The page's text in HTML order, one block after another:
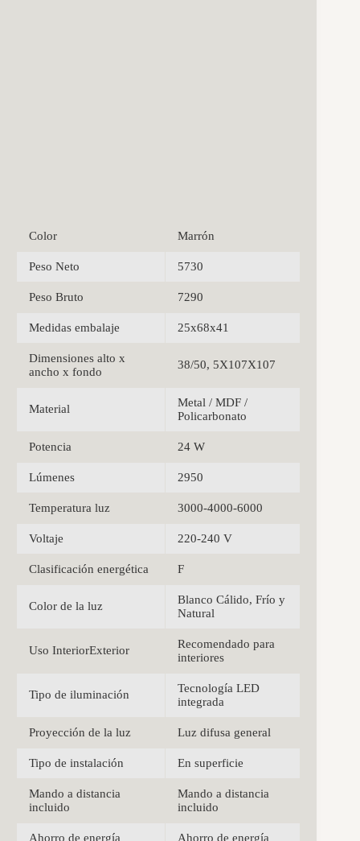
Color Marrón
Peso Neto 5730
Peso Bruto 7290
Medidas embalaje 25x68x41
Dimensiones alto x
ancho x fondo
38/50, 5X107X107
Material
Metal / MDF /
Policarbonato
Potencia 24 W
Lúmenes 2950
Temperatura luz 3000-4000-6000
Voltaje 220-240 V
Clasificación energética F
Color de la luz
Blanco Cálido, Frío y
Natural
Uso InteriorExterior
Recomendado para
interiores
Tipo de iluminación
Tecnología LED
integrada
Proyección de la luz Luz difusa general
Tipo de instalación En superficie
Mando a distancia
incluido
Mando a distancia
incluido
Ahorro de energía Ahorro de energía